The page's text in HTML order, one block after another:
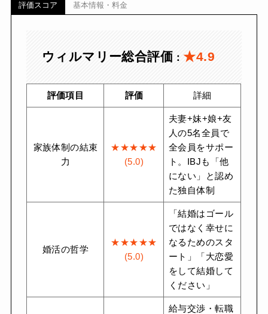
評価スコア 基本情報・料金
ウィルマリー総合評価 ：★4.9
評価項目 評価 詳細
家族体制の結束
力
★★★★★
(5.0)
夫妻+妹+娘+友
人の5名全員で
全会員をサポー
ト。IBJも「他
にない」と認め
た独自体制
婚活の哲学
★★★★★
(5.0)
「結婚はゴール
ではなく幸せに
なるためのスタ
ート」「大恋愛
をして結婚して
ください」
給与交渉・転職